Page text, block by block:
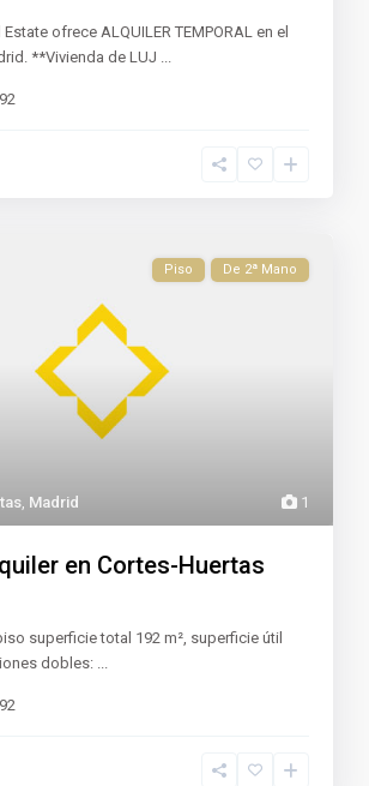
ofrece ALQUILER TEMPORAL en el
**Vivienda de LUJ ...
1
Madrid
Piso De 2ª Mano
en Cortes-Huertas
superficie total 192 m², superficie útil
dobles: